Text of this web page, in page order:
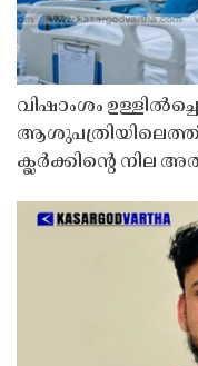
വിഷാംശം
ക്ലർക്കിൻ്റെ നില